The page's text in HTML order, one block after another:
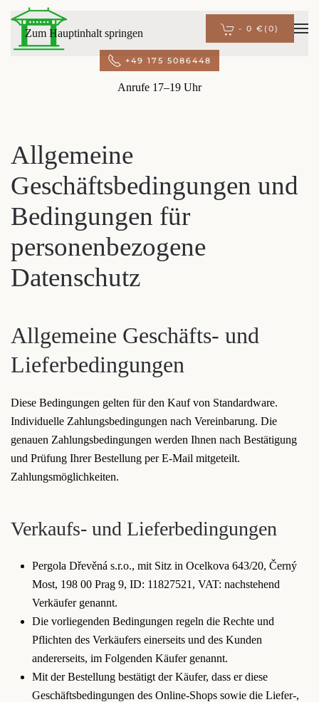
Zum Hauptinhalt springen - 0 € (0)
+49 175 5086448
Anrufe 17–19 Uhr
Allgemeine
Geschäftsbedingungen und
Bedingungen für
personenbezogene
Datenschutz
Allgemeine Geschäfts- und
Lieferbedingungen
Diese Bedingungen gelten für den Kauf von Standardware.
Individuelle Zahlungsbedingungen nach Vereinbarung. Die
genauen Zahlungsbedingungen werden Ihnen nach Bestätigung
und Prüfung Ihrer Bestellung per E-Mail mitgeteilt.
Zahlungsmöglichkeiten.
Verkaufs- und Lieferbedingungen
Pergola Dřevěná s.r.o., mit Sitz in Ocelkova 643/20, Černý
Most, 198 00 Prag 9, ID: 11827521, VAT: nachstehend
Verkäufer genannt.
Die vorliegenden Bedingungen regeln die Rechte und
Pflichten des Verkäufers einerseits und des Kunden
andererseits, im Folgenden Käufer genannt.
Mit der Bestellung bestätigt der Käufer, dass er diese
Geschäftsbedingungen des Online-Shops sowie die Liefer-,